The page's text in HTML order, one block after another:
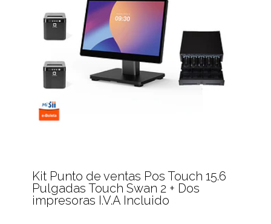
Kit Punto de ventas Pos Touch 15.6
Pulgadas Touch Swan 2 + Dos
impresoras I.V.A Incluido